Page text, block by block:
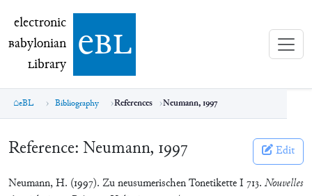
electronic Babylonian Library (eBL)
electronic
Babylonian
Library ebl
eBL Bibliography References Neumann, 1997
Reference: Neumann, 1997 Edit
Neumann, H. (1997). Zu neusumerischen Tonetikette I 713. Nouvelles